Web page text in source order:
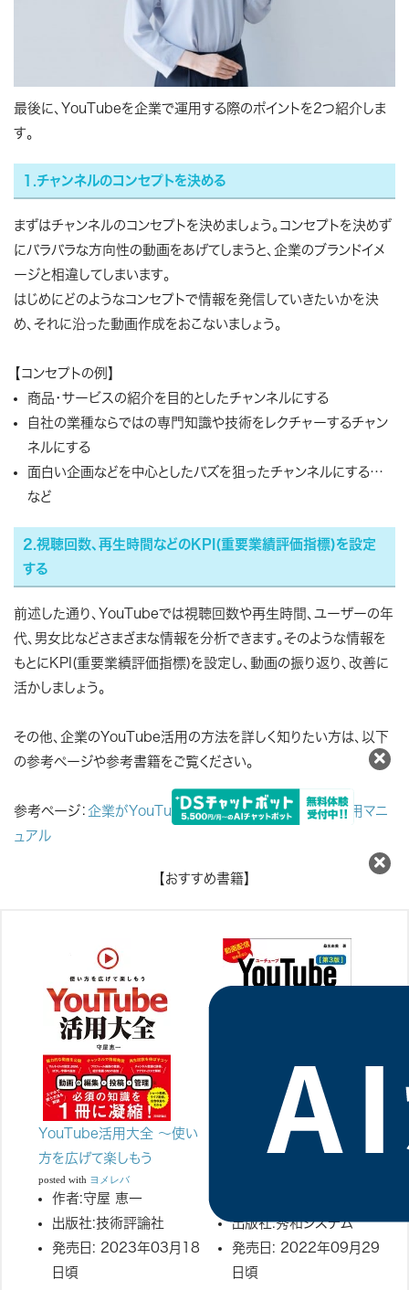
最後に、YouTubeを企業で運用する際のポイントを2つ紹介しま
す。
1.チャンネルのコンセプトを決める
まずはチャンネルのコンセプトを決めましょう。コンセプトを決めず
にバラバラな方向性の動画をあげてしまうと、企業のブランドイメ
ージと相違してしまいます。
はじめにどのようなコンセプトで情報を発信していきたいかを決
め、それに沿った動画作成をおこないましょう。
【コンセプトの例】
商品・サービスの紹介を目的としたチャンネルにする
自社の業種ならではの専門知識や技術をレクチャーするチャン
ネルにする
面白い企画などを中心としたバズを狙ったチャンネルにする…
など
2.視聴回数、再生時間などのKPI(重要業績評価指標)を設定
する
前述した通り、YouTubeでは視聴回数や再生時間、ユーザーの年
代、男女比などさまざまな情報を分析できます。そのような情報を
もとにKPI(重要業績評価指標)を設定し、動画の振り返り、改善に
活かしましょう。
その他、企業のYouTube活用の方法を詳しく知りたい方は、以下
の参考ページや参考書籍をご覧ください。
参考ページ： 企業がYouTubeを活用する時のメリットと運用マニ
ュアル
【おすすめ書籍】
YouTube活用大全 〜使い
方を広げて楽しもう
posted with ヨメレバ
作者:守屋 恵一
出版社:技術評論社
発売日: 2023年03月18
日頃
YouTube完全マニュアル
［第3版］
出版社:秀和システム
発売日: 2022年09月29
日頃